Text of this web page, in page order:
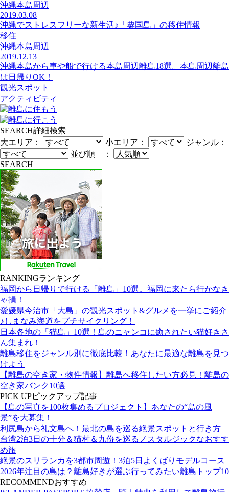
沖縄本島周辺
2019.03.08
沖縄でストレスフリーな新生活♪「粟国島」の移住情報
移住
沖縄本島周辺
2019.12.13
沖縄本島から車や船で行ける本島周辺離島18選。本島周辺離島
は日帰りOK！
観光スポット
アクティビティ
SEARCH詳細検索
大エリア：
小エリア：
ジャンル：
並び順 ：
SEARCH
RANKINGランキング
福岡から日帰りで行ける「離島」10選。福岡に来たら行かなき
ゃ損！
愛媛県今治市「大島」の観光スポット&グルメを一挙にご紹介
♪しまなみ海道をプチサイクリング！
日本各地の「猫島」10選！島のニャンコに癒されたい猫好きさ
ん集まれ！
離島移住をジャンル別に徹底比較！あなたに最適な離島を見つ
けよう
【離島の空き家・物件情報】離島へ移住したい方必見！離島の
空き家バンク10選
PICK UPピックアップ記事
【島の写真を100枚集めるプロジェクト】あなたの“島の風
景”を大募集！
利尻島から礼文島へ！最北の島を巡る絶景スポットと行き方
台湾2泊3日の十分＆猫村＆九份を巡るノスタルジックなおすす
め旅
絶景のスリランカを3都市周遊！3泊5日よくばりモデルコース
2026年注目の島は？離島好きが選ぶ行ってみたい離島トップ10
RECOMMENDおすすめ